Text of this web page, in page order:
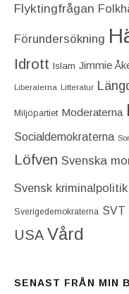
Flyktingfrågan
Förundersökning
Idrott Islam Jimmie
Liberalerna Litteratur
Miljöpartiet Moderaterna
Socialdemokraterna
Löfven Svenska
Svensk kriminalpolitik
Sverigedemokraterna SVT
USA Vård
SENAST FRÅN MIN